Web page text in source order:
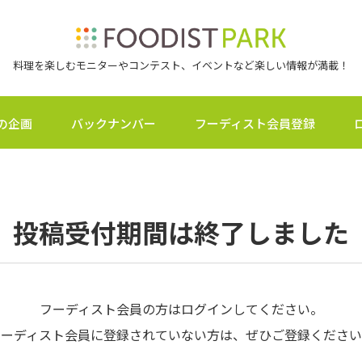
料理を楽しむモニターやコンテスト、イベントなど楽しい情報が満載！
企画 バックナンバー フーディスト会員登録
投稿受付期間は終了しました
フーディスト会員の方はログインしてください。
ディスト会員に登録されていない方は、ぜひご登録ください